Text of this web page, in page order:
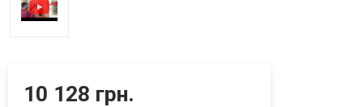
10 128 грн.